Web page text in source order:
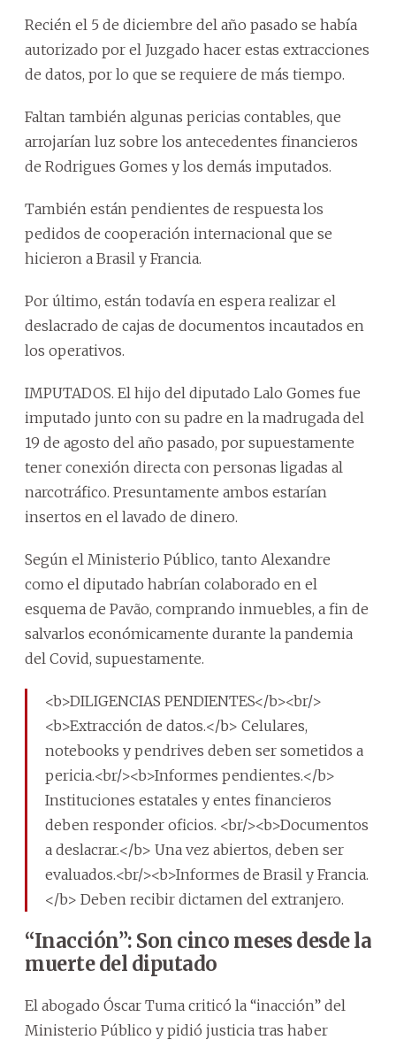
Recién el 5 de diciembre del año pasado se había
autorizado por el Juzgado hacer estas extracciones
de datos, por lo que se requiere de más tiempo.
Faltan también algunas pericias contables, que
arrojarían luz sobre los antecedentes financieros
de Rodrigues Gomes y los demás imputados.
También están pendientes de respuesta los
pedidos de cooperación internacional que se
hicieron a Brasil y Francia.
Por último, están todavía en espera realizar el
deslacrado de cajas de documentos incautados en
los operativos.
IMPUTADOS. El hijo del diputado Lalo Gomes fue
imputado junto con su padre en la madrugada del
19 de agosto del año pasado, por supuestamente
tener conexión directa con personas ligadas al
narcotráfico. Presuntamente ambos estarían
insertos en el lavado de dinero.
Según el Ministerio Público, tanto Alexandre
como el diputado habrían colaborado en el
esquema de Pavão, comprando inmuebles, a fin de
salvarlos económicamente durante la pandemia
del Covid, supuestamente.
<b>DILIGENCIAS PENDIENTES</b><br/>
<b>Extracción de datos.</b> Celulares,
notebooks y pendrives deben ser sometidos a
pericia.<br/><b>Informes pendientes.</b>
Instituciones estatales y entes financieros
deben responder oficios. <br/><b>Documentos
a deslacrar.</b> Una vez abiertos, deben ser
evaluados.<br/><b>Informes de Brasil y Francia.
</b> Deben recibir dictamen del extranjero.
“Inacción”: Son cinco meses desde la
muerte del diputado
El abogado Óscar Tuma criticó la “inacción” del
Ministerio Público y pidió justicia tras haber